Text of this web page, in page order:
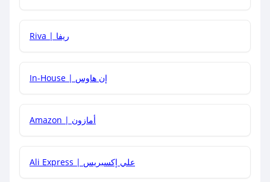
هل يمكنني جمع كود خصم مع العروض الأخرى؟
Riva | ريفا
In-House | إن هاوس
Amazon | أمازون
Ali Express | علي إكسبريس